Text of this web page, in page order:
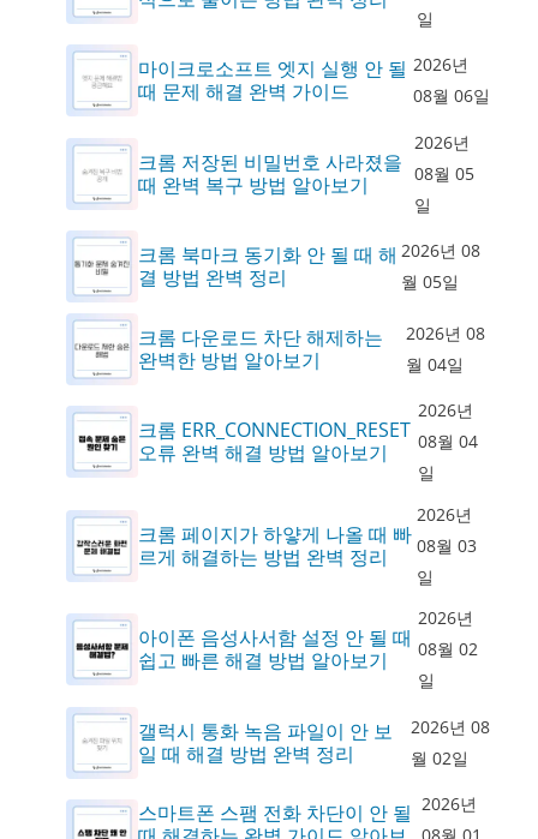
일
마이크로소프트 엣지 실행 안 될
때 문제 해결 완벽 가이드
2026년
08월 06일
크롬 저장된 비밀번호 사라졌을
때 완벽 복구 방법 알아보기
2026년
08월 05
일
크롬 북마크 동기화 안 될 때 해
결 방법 완벽 정리
2026년 08
월 05일
크롬 다운로드 차단 해제하는
완벽한 방법 알아보기
2026년 08
월 04일
크롬 ERR_CONNECTION_RESET
오류 완벽 해결 방법 알아보기
2026년
08월 04
일
크롬 페이지가 하얗게 나올 때 빠
르게 해결하는 방법 완벽 정리
2026년
08월 03
일
아이폰 음성사서함 설정 안 될 때
쉽고 빠른 해결 방법 알아보기
2026년
08월 02
일
갤럭시 통화 녹음 파일이 안 보
일 때 해결 방법 완벽 정리
2026년 08
월 02일
스마트폰 스팸 전화 차단이 안 될 2026년